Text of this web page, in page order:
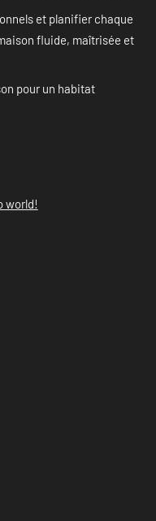
et planifier chaque
fluide, maîtrisée et
pour un habitat
world!